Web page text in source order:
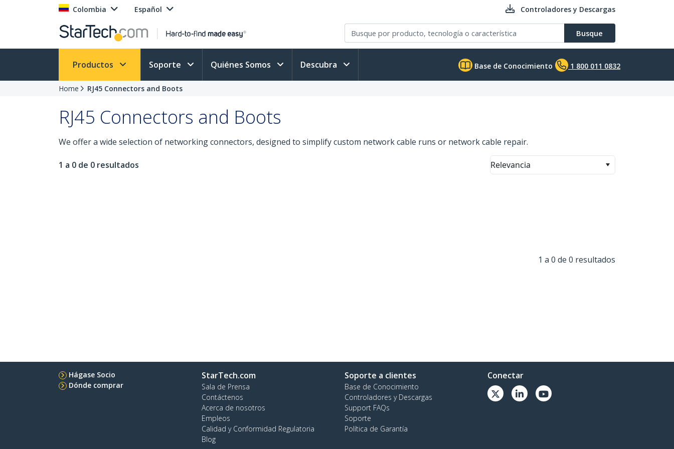
Colombia Español Controladores y Descargas
Busque
Productos Soporte Quiénes Somos Descubra Base de Conocimiento 1 800 011 0832
Home RJ45 Connectors and Boots
RJ45 Connectors and Boots
We offer a wide selection of networking connectors, designed to simplify custom network cable runs or network cable repair.
1 a 0 de 0 resultados Relevancia
1 a 0 de 0 resultados
Hágase Socio
Dónde comprar
StarTech.com
Sala de Prensa
Contáctenos
Acerca de nosotros
Empleos
Calidad y Conformidad Regulatoria
Blog
Soporte a clientes
Base de Conocimiento
Controladores y Descargas
Support FAQs
Soporte
Política de Garantía
Conectar